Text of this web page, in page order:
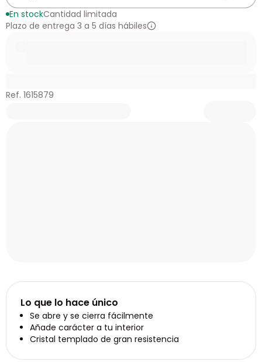
En stockCantidad limitada
Plazo de entrega 3 a 5 días hábiles
Ref. 1615879
Lo que lo hace único
Se abre y se cierra fácilmente
Añade carácter a tu interior
Cristal templado de gran resistencia